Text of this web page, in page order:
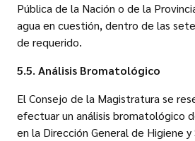
Pública de la Nación o de la
agua en cuestión, dentro de las
de requerido.
5.5. Análisis Bromatológico
El Consejo de la Magistratura se
efectuar un análisis bromatológico
en la Dirección General de Higiene y